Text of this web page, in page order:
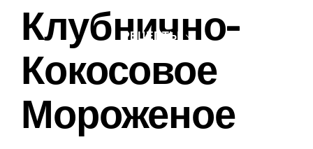
РЕЦЕПТЫ
Клубнично-
Кокосовое
Мороженое